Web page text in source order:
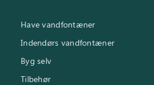
Have vandfontæner
Indendørs vandfontæner
Byg selv
Tilbehør